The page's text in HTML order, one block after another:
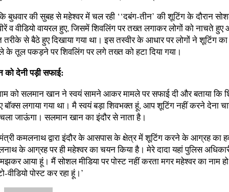
बुधवार की सुबह से महेश्वर में चल रही ‘‘दबंग-तीन’ की शूटिंग के दौरान
व वीडियो वायरल हुए, जिसमें शिवलिंग पर तख्त लगाकर लोगों को नाचते हुए
से बैठे हुए दिखाया गया था। इस तस्वीर के आधार पर लोगों ने शूटिंग का
के तूल पकड़ने पर शिवलिंग पर लगे तख्त को हटा दिया गया।
को देनी पड़ी सफाई:
को सलमान खान ने स्वयं सामने आकर मामले पर सफाई दी और बताया कि
बॉक्स लगाया गया था। मै स्वयं बड़ा शिवभक्त हूं, आप शूटिंग नहीं करने देना
जाऊंगा। सलमान खान का इंदौर से नाता है।
कमलनाथ द्वारा इंदौर के आसपास के क्षेत्र में शूटिंग करने के आग्रह का
के आग्रह पर ही महेश्वर का चयन किया है। मेरे दादा यहां पुलिस
आया हूं। मैं सोशल मीडिया पर पोस्ट नहीं करता मगर महेश्वर का नाम
वीडियो पोस्ट कर रहा हूं।’